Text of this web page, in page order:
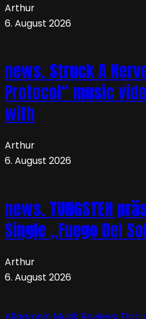
Arthur
6. August 2026
news. Struck A
Protocol“ music
with
Arthur
6. August 2026
news. TUNGSTEN
Single „Fuego Del Sol
Arthur
6. August 2026
Allgemein Musik Reviews Tipp